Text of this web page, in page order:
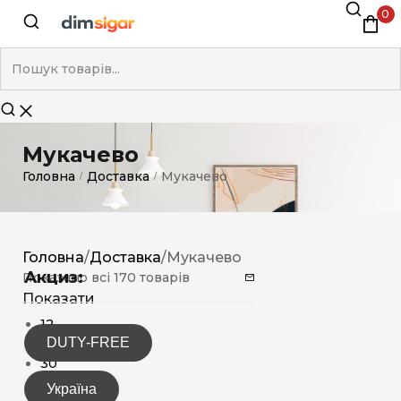
0
Мукачево
Головна / Доставка / Мукачево
Акциз:
DUTY-FREE
Україна
Головна/Доставка/Мукачево
Показано всі 170 товарів
Показати
12
15
30